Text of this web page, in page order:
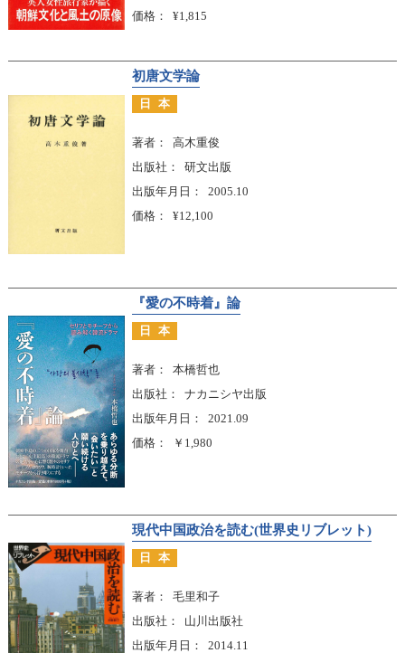
価格
¥1,815
初唐文学論
日本
著者
高木重俊
出版社
研文出版
出版年月日
2005.10
価格
¥12,100
『愛の不時着』論
日本
著者
本橋哲也
出版社
ナカニシヤ出版
出版年月日
2021.09
価格
￥1,980
現代中国政治を読む(世界史リブレット)
日本
著者
毛里和子
出版社
山川出版社
出版年月日
2014.11